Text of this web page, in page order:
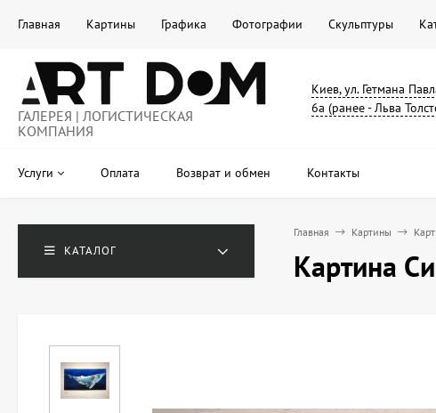
Главная Картины Графика Фотографии Скульптуры
ГАЛЕРЕЯ | ЛОГИСТИЧЕСКАЯ
КОМПАНИЯ
Киев, ул. Гетмана
6а (ранее - Льва
Услуги Оплата Возврат и обмен Контакты
КАТАЛОГ
Главная Картины
Картина